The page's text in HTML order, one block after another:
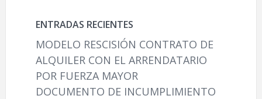
ENTRADAS RECIENTES
MODELO RESCISIÓN CONTRATO DE
ALQUILER CON EL ARRENDATARIO
POR FUERZA MAYOR
DOCUMENTO DE INCUMPLIMIENTO